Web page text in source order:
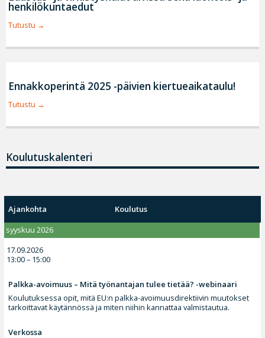
henkilökuntaedut
Tutustu
Ennakkoperintä 2025 -päivien kiertueaikataulu!
Tutustu
Koulutuskalenteri
Ajankohta
Koulutus
syyskuu 2026
17.09.2026
13:00 – 15:00
Palkka-avoimuus – Mitä työnantajan tulee tietää? -webinaari
Koulutuksessa opit, mitä EU:n palkka-avoimuusdirektiivin muutokset
tarkoittavat käytännössä ja miten niihin kannattaa valmistautua.
Verkossa